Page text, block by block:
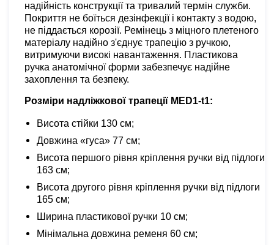
надійність конструкції та тривалий термін служби.
Покриття не боїться дезінфекції і контакту з водою,
не піддається корозії. Ремінець з міцного плетеного
матеріалу надійно з'єднує трапецію з ручкою,
витримуючи високі навантаження. Пластикова
ручка анатомічної форми забезпечує надійне
захоплення та безпеку.
Розміри надліжкової трапеції MED1-t1:
Висота стійки 130 см;
Довжина «гуса» 77 см;
Висота першого рівня кріплення ручки від підлоги
163 см;
Висота другого рівня кріплення ручки від підлоги
165 см;
Ширина пластикової ручки 10 см;
Мінімальна довжина ременя 60 см;